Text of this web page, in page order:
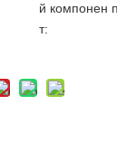
й компонен
т: